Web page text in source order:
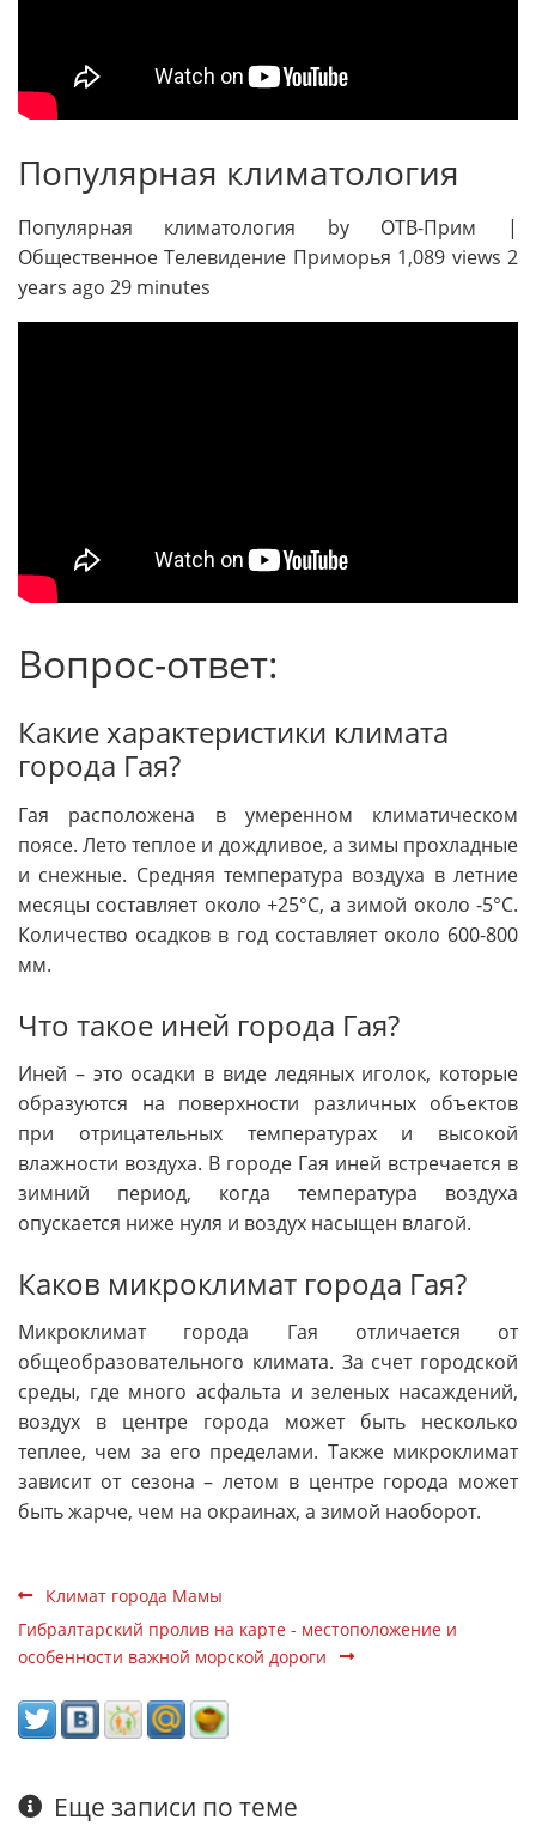
Популярная климатология
Популярная климатология by ОТВ-Прим |
Общественное Телевидение Приморья 1,089 views 2
years ago 29 minutes
Вопрос-ответ:
Какие характеристики климата
города Гая?
Гая расположена в умеренном климатическом
поясе. Лето теплое и дождливое, а зимы прохладные
и снежные. Средняя температура воздуха в летние
месяцы составляет около +25°C, а зимой около -5°C.
Количество осадков в год составляет около 600-800
мм.
Что такое иней города Гая?
Иней – это осадки в виде ледяных иголок, которые
образуются на поверхности различных объектов
при отрицательных температурах и высокой
влажности воздуха. В городе Гая иней встречается в
зимний период, когда температура воздуха
опускается ниже нуля и воздух насыщен влагой.
Каков микроклимат города Гая?
Микроклимат города Гая отличается от
общеобразовательного климата. За счет городской
среды, где много асфальта и зеленых насаждений,
воздух в центре города может быть несколько
теплее, чем за его пределами. Также микроклимат
зависит от сезона – летом в центре города может
быть жарче, чем на окраинах, а зимой наоборот.
Климат города Мамы
Гибралтарский пролив на карте - местоположение и
особенности важной морской дороги
Еще записи по теме